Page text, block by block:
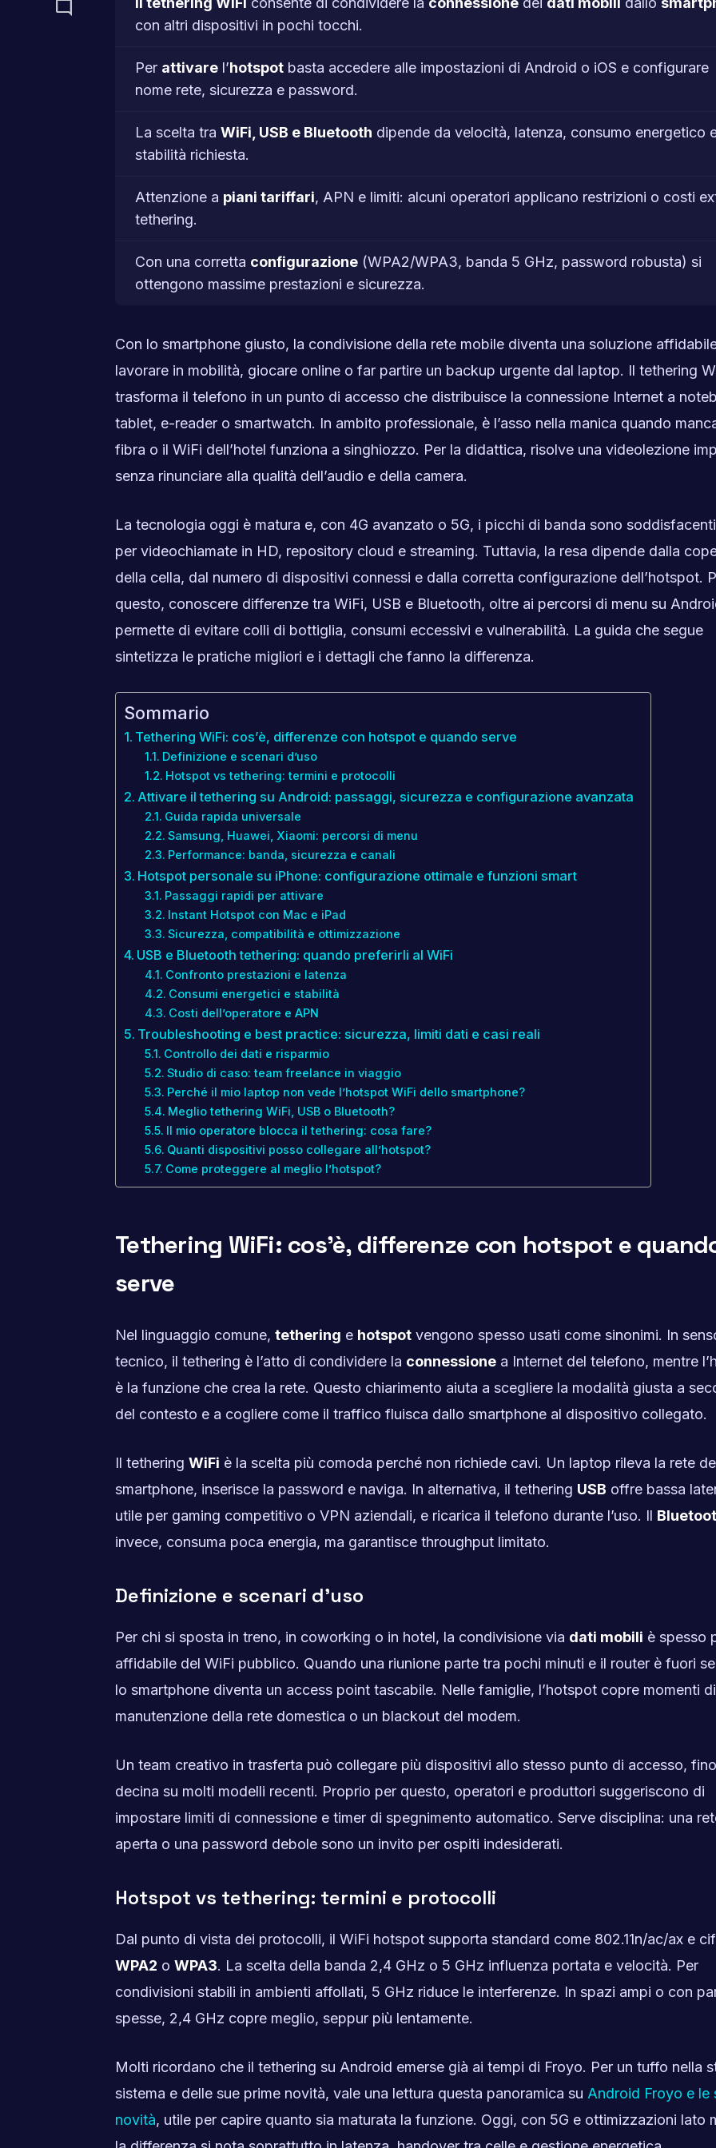
mode_comment
con altri dispositivi in pochi tocchi.
Per attivare l’hotspot basta accedere alle impostazioni di Android o iOS e configurare
nome rete, sicurezza e password.
La scelta tra WiFi, USB e Bluetooth dipende da velocità, latenza, consumo energetico
stabilità richiesta.
Attenzione a piani tariffari, APN e limiti: alcuni operatori applicano restrizioni o costi
tethering.
Con una corretta configurazione (WPA2/WPA3, banda 5 GHz, password robusta) si
ottengono massime prestazioni e sicurezza.
Con lo smartphone giusto, la condivisione della rete mobile diventa una soluzione
lavorare in mobilità, giocare online o far partire un backup urgente dal laptop. Il tethering
trasforma il telefono in un punto di accesso che distribuisce la connessione Internet a
tablet, e-reader o smartwatch. In ambito professionale, è l’asso nella manica quando
fibra o il WiFi dell’hotel funziona a singhiozzo. Per la didattica, risolve una videolezione
senza rinunciare alla qualità dell’audio e della camera.
La tecnologia oggi è matura e, con 4G avanzato o 5G, i picchi di banda sono
per videochiamate in HD, repository cloud e streaming. Tuttavia, la resa dipende dalla
della cella, dal numero di dispositivi connessi e dalla corretta configurazione dell’hotspot.
questo, conoscere differenze tra WiFi, USB e Bluetooth, oltre ai percorsi di menu su
permette di evitare colli di bottiglia, consumi eccessivi e vulnerabilità. La guida che segue
sintetizza le pratiche migliori e i dettagli che fanno la differenza.
Sommario
Tethering WiFi: cos’è, differenze con hotspot e quando serve
Definizione e scenari d’uso
Hotspot vs tethering: termini e protocolli
Attivare il tethering su Android: passaggi, sicurezza e configurazione avanzata
Guida rapida universale
Samsung, Huawei, Xiaomi: percorsi di menu
Performance: banda, sicurezza e canali
Hotspot personale su iPhone: configurazione ottimale e funzioni smart
Passaggi rapidi per attivare
Instant Hotspot con Mac e iPad
Sicurezza, compatibilità e ottimizzazione
USB e Bluetooth tethering: quando preferirli al WiFi
Confronto prestazioni e latenza
Consumi energetici e stabilità
Costi dell’operatore e APN
Troubleshooting e best practice: sicurezza, limiti dati e casi reali
Controllo dei dati e risparmio
Studio di caso: team freelance in viaggio
Perché il mio laptop non vede l’hotspot WiFi dello smartphone?
Meglio tethering WiFi, USB o Bluetooth?
Il mio operatore blocca il tethering: cosa fare?
Quanti dispositivi posso collegare all’hotspot?
Come proteggere al meglio l’hotspot?
Tethering WiFi: cos’è, differenze con hotspot e
serve
Nel linguaggio comune, tethering e hotspot vengono spesso usati come sinonimi. In
tecnico, il tethering è l’atto di condividere la connessione a Internet del telefono, mentre
è la funzione che crea la rete. Questo chiarimento aiuta a scegliere la modalità giusta a
del contesto e a cogliere come il traffico fluisca dallo smartphone al dispositivo collegato.
Il tethering WiFi è la scelta più comoda perché non richiede cavi. Un laptop rileva la rete
smartphone, inserisce la password e naviga. In alternativa, il tethering USB offre bassa
utile per gaming competitivo o VPN aziendali, e ricarica il telefono durante l’uso. Il
invece, consuma poca energia, ma garantisce throughput limitato.
Definizione e scenari d’uso
Per chi si sposta in treno, in coworking o in hotel, la condivisione via dati mobili è spesso
affidabile del WiFi pubblico. Quando una riunione parte tra pochi minuti e il router è fuori
lo smartphone diventa un access point tascabile. Nelle famiglie, l’hotspot copre momenti di
manutenzione della rete domestica o un blackout del modem.
Un team creativo in trasferta può collegare più dispositivi allo stesso punto di accesso,
decina su molti modelli recenti. Proprio per questo, operatori e produttori suggeriscono di
impostare limiti di connessione e timer di spegnimento automatico. Serve disciplina: una
aperta o una password debole sono un invito per ospiti indesiderati.
Hotspot vs tethering: termini e protocolli
Dal punto di vista dei protocolli, il WiFi hotspot supporta standard come 802.11n/ac/ax e
WPA2 o WPA3. La scelta della banda 2,4 GHz o 5 GHz influenza portata e velocità. Per
condivisioni stabili in ambienti affollati, 5 GHz riduce le interferenze. In spazi ampi o con
spesse, 2,4 GHz copre meglio, seppur più lentamente.
Molti ricordano che il tethering su Android emerse già ai tempi di Froyo. Per un tuffo nella
sistema e delle sue prime novità, vale una lettura questa panoramica su Android Froyo e le
novità, utile per capire quanto sia maturata la funzione. Oggi, con 5G e ottimizzazioni lato